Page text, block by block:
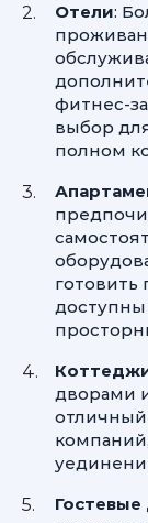
Отели:
фитнес-
выбор
полном
готовить
дворами